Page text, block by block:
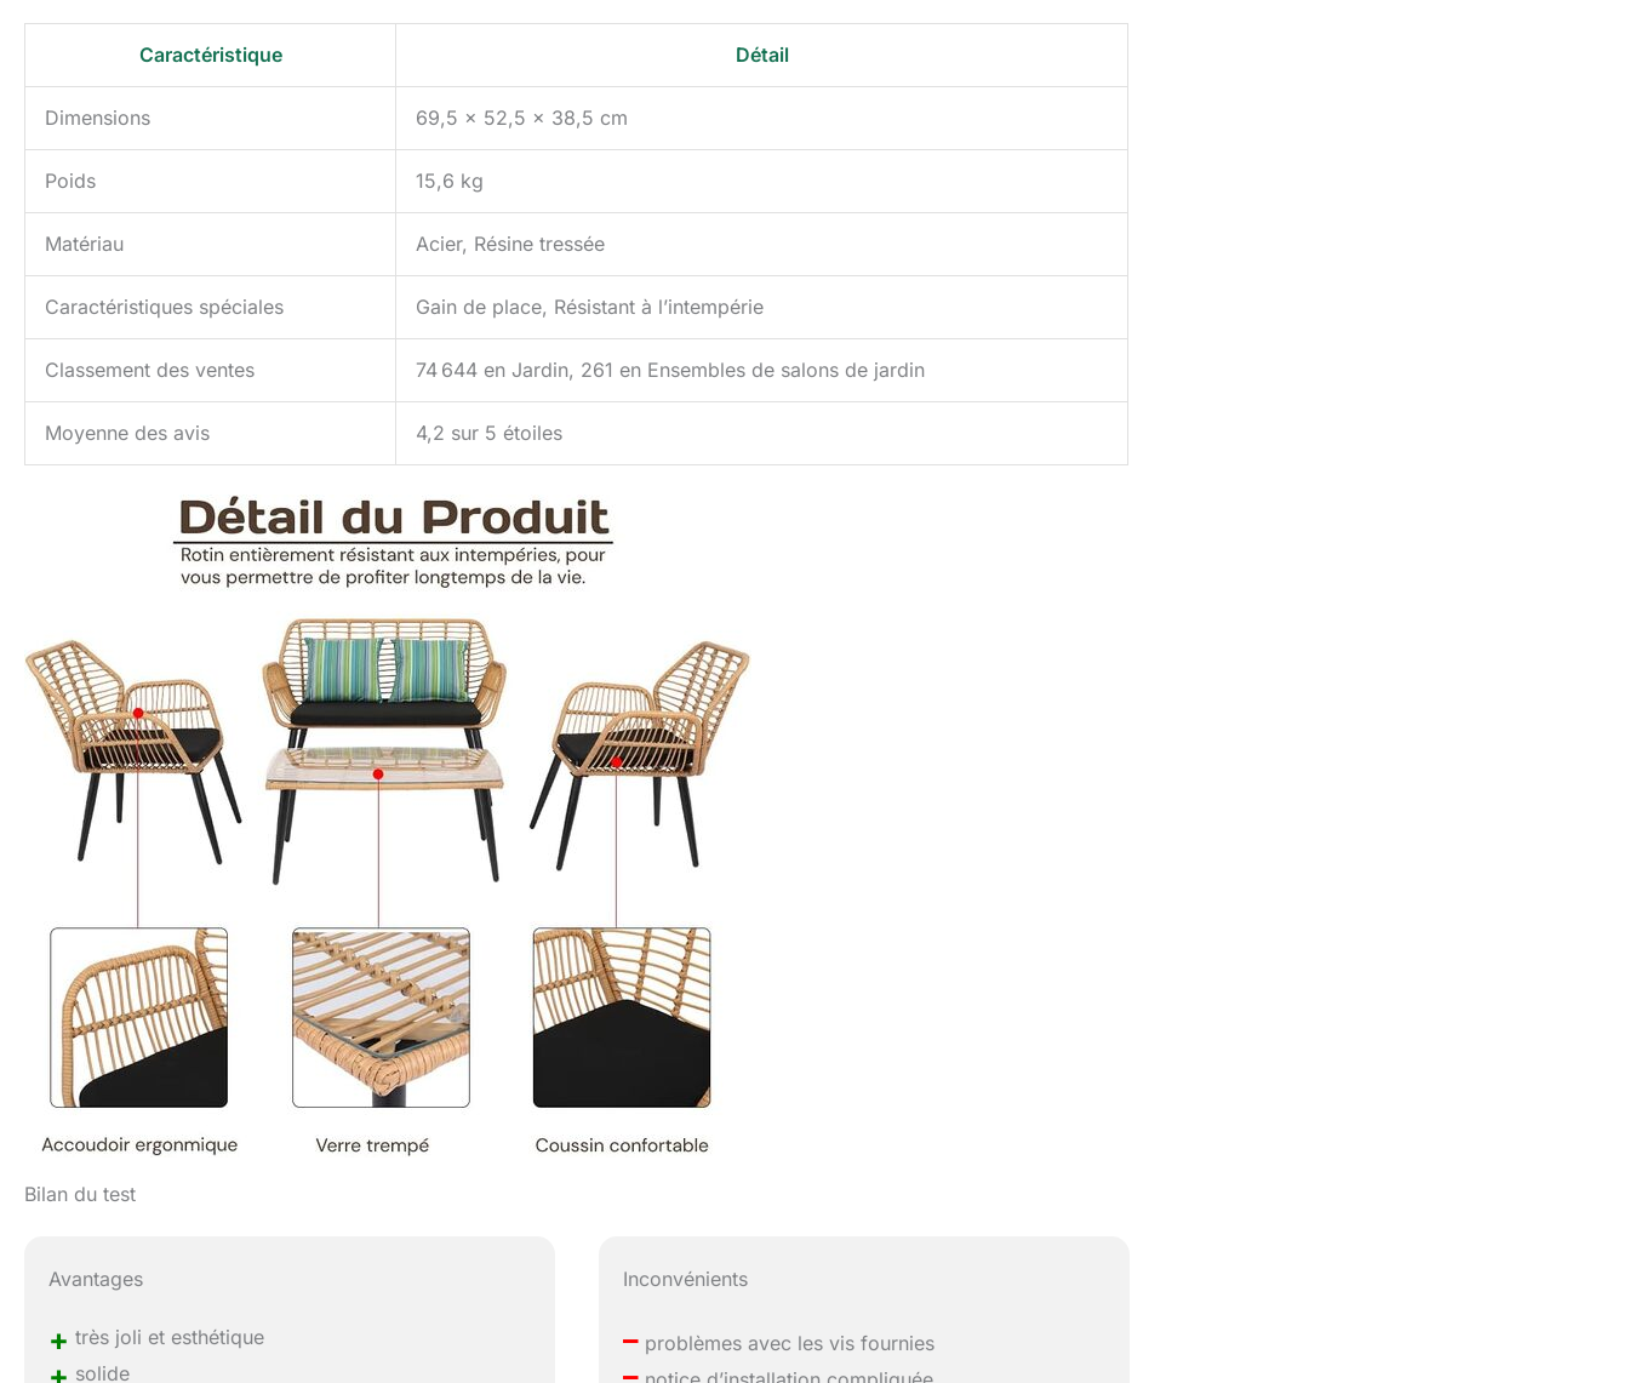
Caractéristique Détail
Dimensions 69,5 x 52,5 x 38,5 cm
Poids 15,6 kg
Matériau Acier, Résine tressée
Caractéristiques spéciales Gain de place, Résistant à l’intempérie
Classement des ventes 74 644 en Jardin, 261 en Ensembles de salons de jardin
Moyenne des avis 4,2 sur 5 étoiles
Bilan du test
Avantages
+ très joli et esthétique
+ solide
Inconvénients
– problèmes avec les vis fournies
–